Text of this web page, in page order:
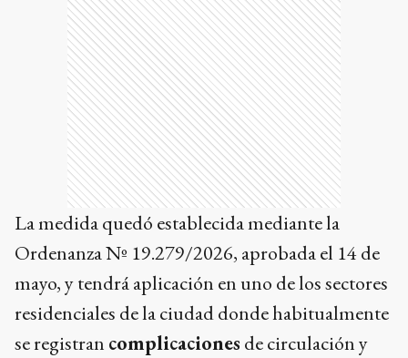
La medida quedó establecida mediante la
Ordenanza Nº 19.279/2026, aprobada el 14 de
mayo, y tendrá aplicación en uno de los sectores
residenciales de la ciudad donde habitualmente
se registran complicaciones de circulación y